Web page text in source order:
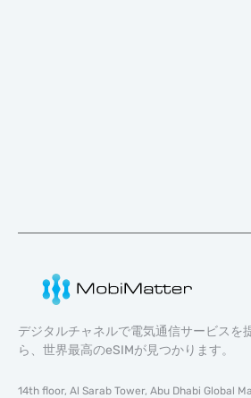
デジタルチャネルで電気通信サービスを
ら、世界最高のeSIMが見つかります。
14th floor, Al Sarab Tower, Abu Dhabi Global